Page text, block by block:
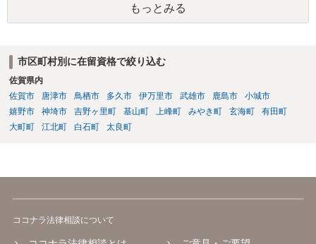
労するにあたっては許可が必要であり、無許可の場合不法就労になり
ます。ご友人が不法就労しているのでしたら、退去強制事由になり得
もっとみる
市区町村別に在留資格で絞り込む
佐賀県内
佐賀市
唐津市 鳥栖市 多久市 伊万里市 武雄市 鹿島市
小城市
嬉野市
神埼市 吉野ヶ里町 基山町 上峰町 みやき町 玄海町
有田町
大町町
江北町 白石町 太良町
ココナラ法律相談について